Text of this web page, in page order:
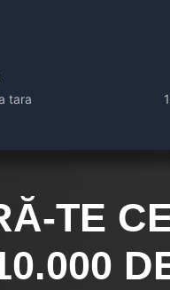
tara
TE